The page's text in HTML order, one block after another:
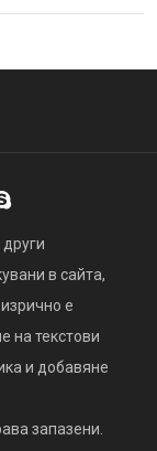
в сайта,
е
на текстови
и добавяне
запазени.